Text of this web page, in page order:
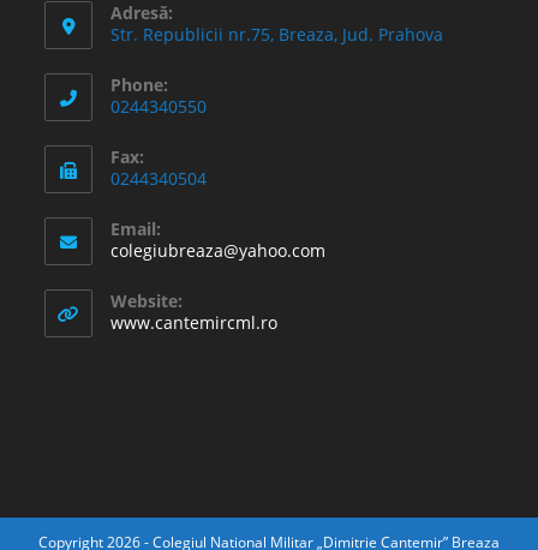
Adresă:
Str. Republicii nr.75, Breaza, Jud. Prahova
Phone:
0244340550
Fax:
0244340504
Email:
colegiubreaza@yahoo.com
Website:
www.cantemircml.ro
Copyright 2026 - Colegiul National Militar „Dimitrie Cantemir” Breaza